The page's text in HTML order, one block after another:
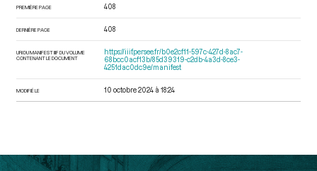
PREMIÈRE PAGE 408
DERNIÈRE PAGE 408
URI DU MANIFEST IIIF DU VOLUME
CONTENANT LE DOCUMENT
https://iiif.persee.fr/b0e2cf11-597c-427d-8ac7-
68bcc0acf13b/85d39319-c2db-4a3d-8ce3-
4251dac0dc9e/manifest
MODIFIÉ LE 10 octobre 2024 à 18:24